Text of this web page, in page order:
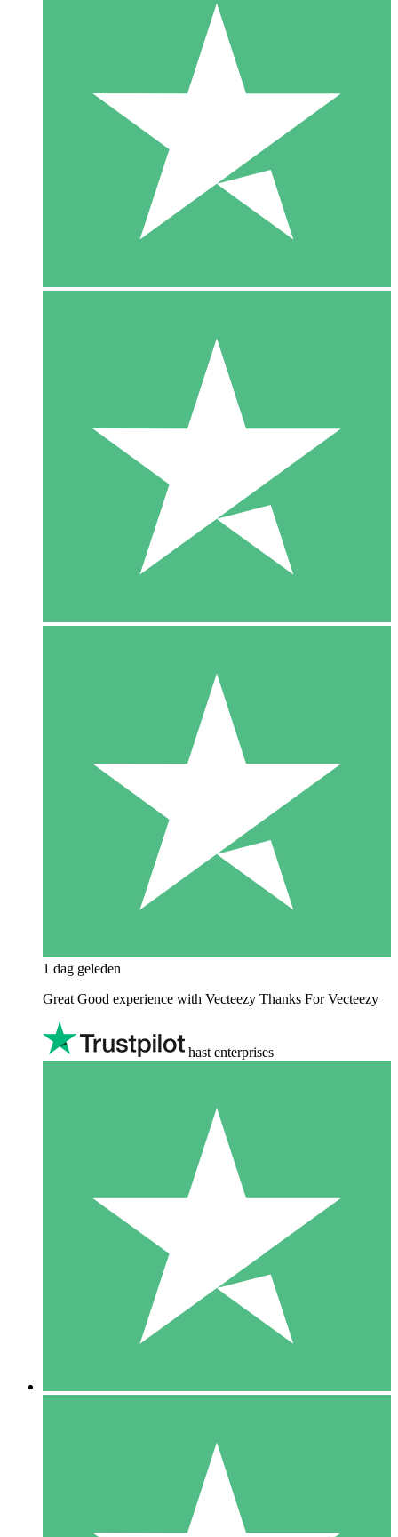
1 dag geleden
Great Good experience with Vecteezy Thanks For Vecteezy
hast enterprises